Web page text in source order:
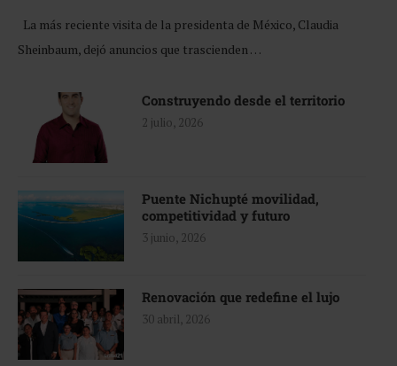
La más reciente visita de la presidenta de México, Claudia
Sheinbaum, dejó anuncios que trascienden …
Construyendo desde el territorio
2 julio, 2026
Puente Nichupté movilidad,
competitividad y futuro
3 junio, 2026
Renovación que redefine el lujo
30 abril, 2026